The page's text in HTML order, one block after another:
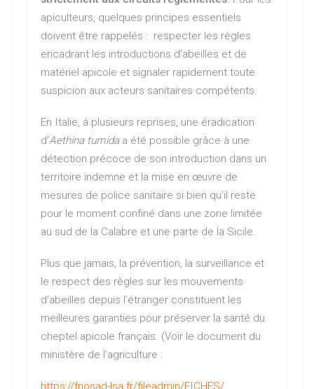
apiculteurs, quelques principes essentiels
doivent être rappelés : respecter les règles
encadrant les introductions d’abeilles et de
matériel apicole et signaler rapidement toute
suspicion aux acteurs sanitaires compétents.
En Italie, à plusieurs reprises, une éradication
d’Aethina tumidaa été possible grâce à une
détection précoce de son introduction dans un
territoire indemne et la mise en œuvre de
mesures de police sanitaire si bien qu’il reste
pour le moment confiné dans une zone limitée
au sud de la Calabre et une parte de la Sicile.
Plus que jamais, la prévention, la surveillance et
le respect des règles sur les mouvements
d’abeilles depuis l’étranger constituent les
meilleures garanties pour préserver la santé du
cheptel apicole français. (Voir le document du
ministère de l’agriculture :
https://fnosad-lsa.fr/fileadmin/FICHES/